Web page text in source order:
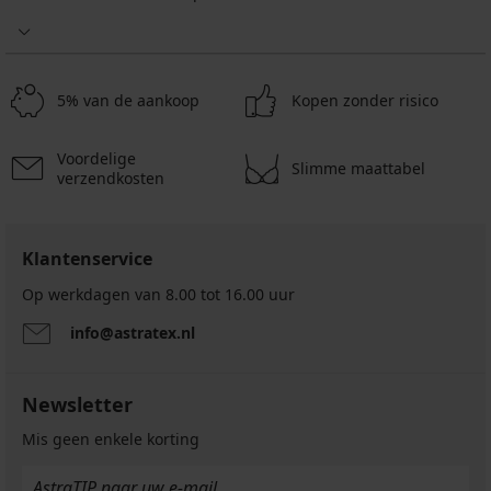
5% van de aankoop Kopen zonder risico
Voordelige
verzendkosten
Slimme maattabel
Klantenservice
Op werkdagen van 8.00 tot 16.00 uur
info@astratex.nl
Newsletter
Mis geen enkele korting